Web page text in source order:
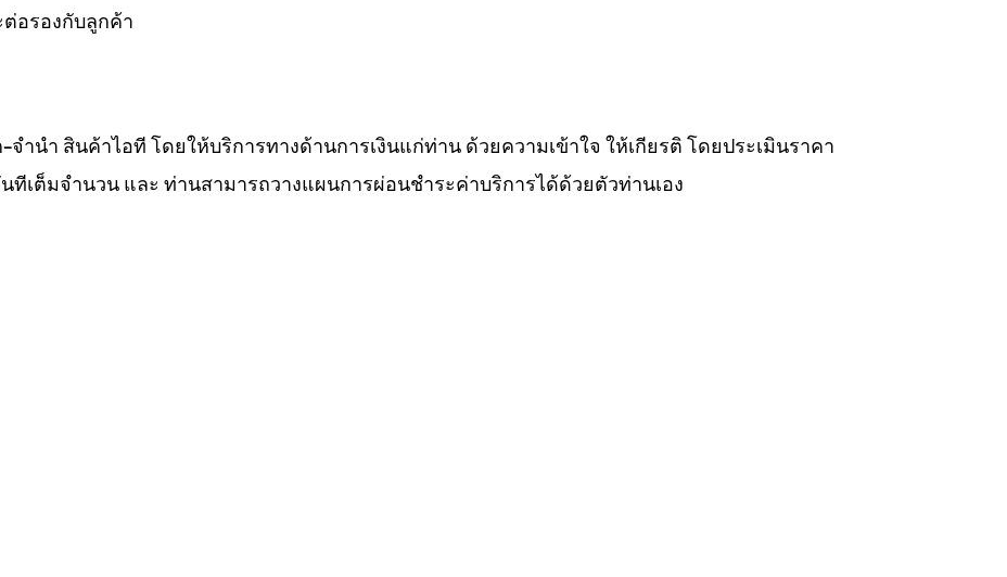
อรองกับลูกค้า
ำนำ สินค้าไอที โดยให้บริการทางด้านการเงินแก่ท่าน ด้วยความเข้าใจ ให้เกียรติ โดยประเมินราคา
ทีเต็มจำนวน และ ท่านสามารถวางแผนการผ่อนชำระค่าบริการได้ด้วยตัวท่านเอง